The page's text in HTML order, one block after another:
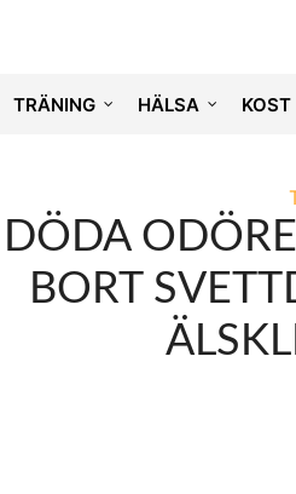
TRÄNING HÄLSA KOST
DÖDA
BORT